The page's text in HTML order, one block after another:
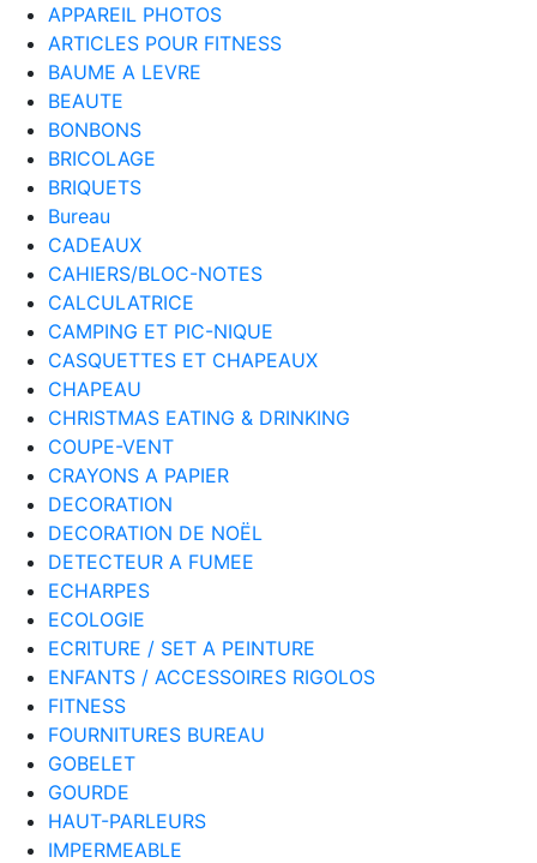
APPAREIL PHOTOS
ARTICLES POUR FITNESS
BAUME A LEVRE
BEAUTE
BONBONS
BRICOLAGE
BRIQUETS
Bureau
CADEAUX
CAHIERS/BLOC-NOTES
CALCULATRICE
CAMPING ET PIC-NIQUE
CASQUETTES ET CHAPEAUX
CHAPEAU
CHRISTMAS EATING & DRINKING
COUPE-VENT
CRAYONS A PAPIER
DECORATION
DECORATION DE NOËL
DETECTEUR A FUMEE
ECHARPES
ECOLOGIE
ECRITURE / SET A PEINTURE
ENFANTS / ACCESSOIRES RIGOLOS
FITNESS
FOURNITURES BUREAU
GOBELET
GOURDE
HAUT-PARLEURS
IMPERMEABLE